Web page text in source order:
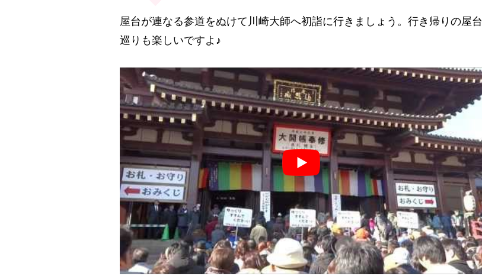
屋台が連なる参道をぬけて川崎大師へ初詣に行きましょう。行き帰りの屋台
巡りも楽しいですよ♪